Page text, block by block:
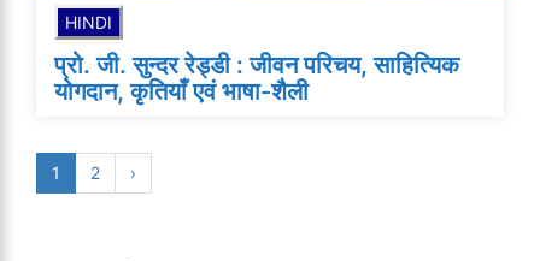
HINDI
प्रो. जी. सुन्‍दर रेड्डी : जीवन परिचय, साहित्यिक
योगदान, कृतियाँ एवं भाषा-शैली
1 2 ›